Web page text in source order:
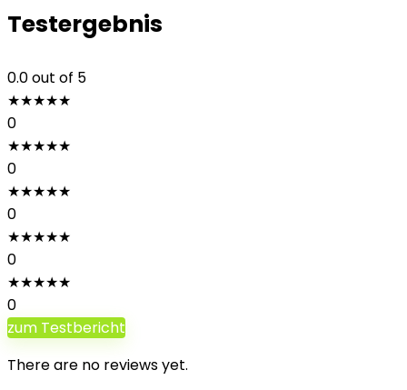
Testergebnis
0.0out of 5
★★★★★
0
★★★★★
0
★★★★★
0
★★★★★
0
★★★★★
0
zum Testbericht
There are no reviews yet.